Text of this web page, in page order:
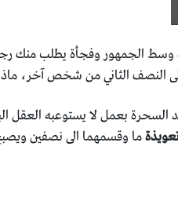
الجمهور وفجأة يطلب منك
النصف الثاني من شخص آخر،
السحرة بعمل لا يستوعبه
ما وقسمهما الى نصفين